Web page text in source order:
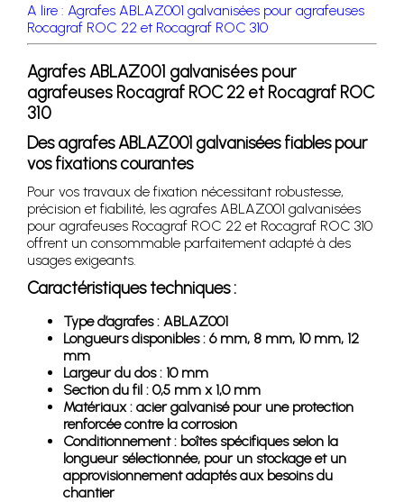
A lire : Agrafes ABLAZ001 galvanisées pour agrafeuses
Rocagraf ROC 22 et Rocagraf ROC 310
Agrafes ABLAZ001 galvanisées pour
agrafeuses Rocagraf ROC 22 et Rocagraf ROC
310
Des agrafes ABLAZ001 galvanisées fiables pour
vos fixations courantes
Pour vos travaux de fixation nécessitant robustesse,
précision et fiabilité, les agrafes ABLAZ001 galvanisées
pour agrafeuses Rocagraf ROC 22 et Rocagraf ROC 310
offrent un consommable parfaitement adapté à des
usages exigeants.
Caractéristiques techniques :
Type d’agrafes : ABLAZ001
Longueurs disponibles : 6 mm, 8 mm, 10 mm, 12
mm
Largeur du dos : 10 mm
Section du fil : 0,5 mm x 1,0 mm
Matériaux : acier galvanisé pour une protection
renforcée contre la corrosion
Conditionnement : boîtes spécifiques selon la
longueur sélectionnée, pour un stockage et un
approvisionnement adaptés aux besoins du
chantier